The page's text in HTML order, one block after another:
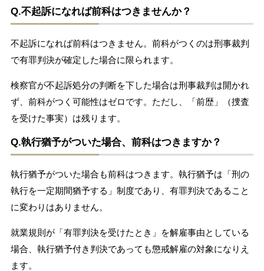
Q.不起訴になれば前科はつきませんか？
不起訴になれば前科はつきません。前科がつくのは刑事裁判
で有罪判決が確定した場合に限られます。
検察官が不起訴処分の判断を下した場合は刑事裁判は開かれ
ず、前科がつく可能性はゼロです。ただし、「前歴」（捜査
を受けた事実）は残ります。
Q.執行猶予がついた場合、前科はつきますか？
執行猶予がついた場合も前科はつきます。執行猶予は「刑の
執行を一定期間猶予する」制度であり、有罪判決であること
に変わりはありません。
就業規則が「有罪判決を受けたとき」を解雇事由としている
場合、執行猶予付き判決であっても懲戒解雇の対象になりえ
ます。